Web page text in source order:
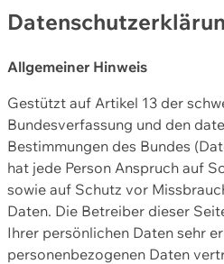
Allgemeiner Hinweis
Gestützt auf Artikel 13 der
Bundesverfassung und den
Bestimmungen des Bundes
hat jede Person Anspruch auf
sowie auf Schutz vor
Daten. Die Betreiber dieser
Ihrer persönlichen Daten sehr
personenbezogenen Daten